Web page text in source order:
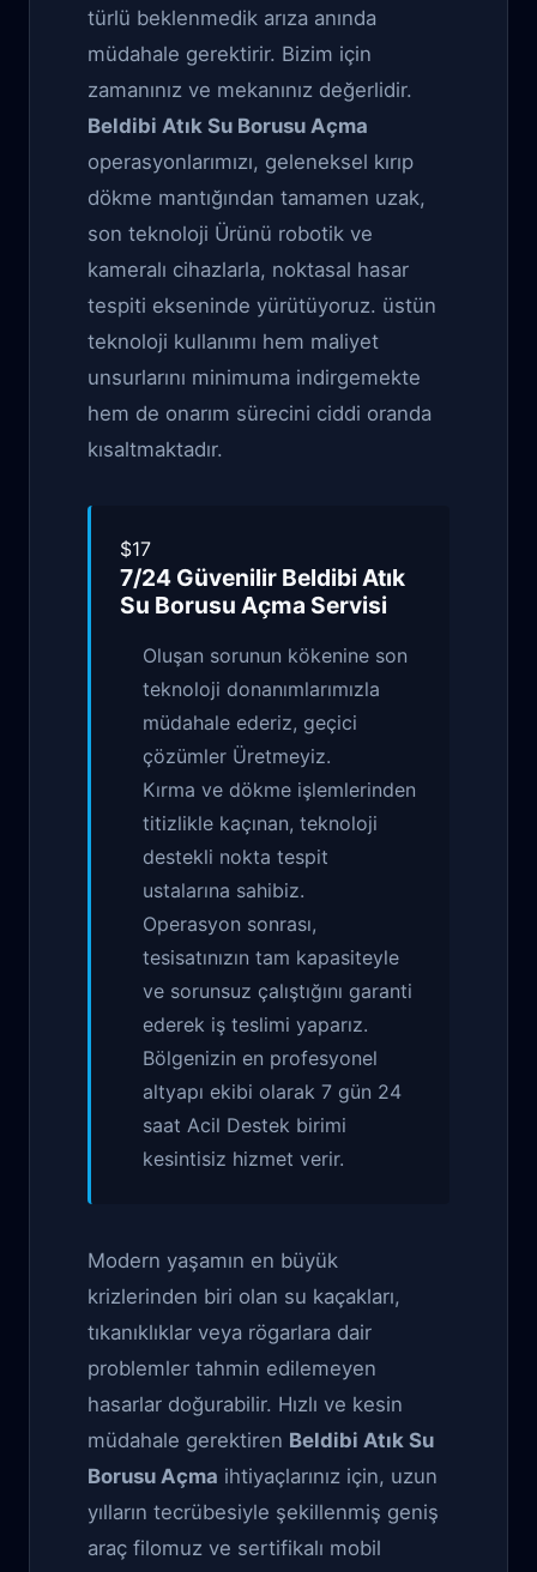
türlü beklenmedik arıza anında
müdahale gerektirir. Bizim için
zamanınız ve mekanınız değerlidir.
Beldibi Atık Su Borusu Açma
operasyonlarımızı, geleneksel kırıp
dökme mantığından tamamen uzak,
son teknoloji Ürünü robotik ve
kameralı cihazlarla, noktasal hasar
tespiti ekseninde yürütüyoruz. üstün
teknoloji kullanımı hem maliyet
unsurlarını minimuma indirgemekte
hem de onarım sürecini ciddi oranda
kısaltmaktadır.
$17
7/24 Güvenilir Beldibi Atık
Su Borusu Açma Servisi
Oluşan sorunun kökenine son
teknoloji donanımlarımızla
müdahale ederiz, geçici
çözümler Üretmeyiz.
Kırma ve dökme işlemlerinden
titizlikle kaçınan, teknoloji
destekli nokta tespit
ustalarına sahibiz.
Operasyon sonrası,
tesisatınızın tam kapasiteyle
ve sorunsuz çalıştığını garanti
ederek iş teslimi yaparız.
Bölgenizin en profesyonel
altyapı ekibi olarak 7 gün 24
saat Acil Destek birimi
kesintisiz hizmet verir.
Modern yaşamın en büyük
krizlerinden biri olan su kaçakları,
tıkanıklıklar veya rögarlara dair
problemler tahmin edilemeyen
hasarlar doğurabilir. Hızlı ve kesin
müdahale gerektiren Beldibi Atık Su
Borusu Açma ihtiyaçlarınız için, uzun
yılların tecrübesiyle şekillenmiş geniş
araç filomuz ve sertifikalı mobil